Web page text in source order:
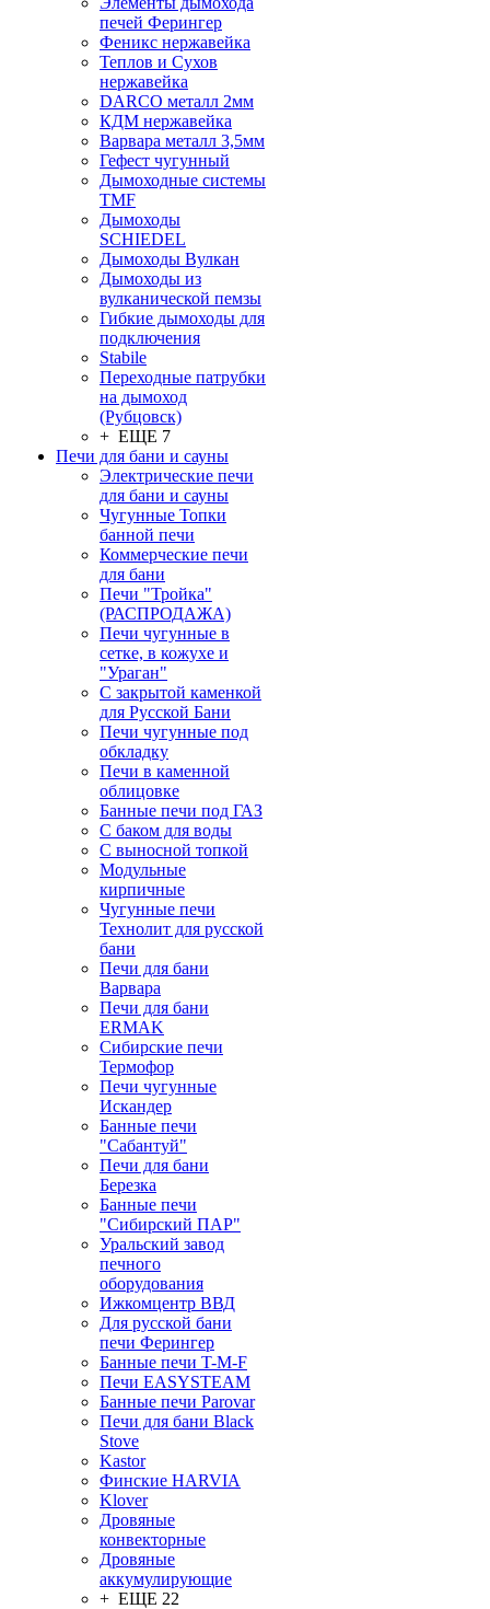
печей Ферингер
Феникс нержавейка
Теплов и Сухов
нержавейка
DARCO металл 2мм
КДМ нержавейка
Варвара металл 3,5мм
Гефест чугунный
Дымоходные системы
TMF
Дымоходы
SCHIEDEL
Дымоходы Вулкан
Дымоходы из
вулканической пемзы
Гибкие дымоходы для
подключения
Stabile
Переходные патрубки
на дымоход
(Рубцовск)
+ ЕЩЕ 7
Печи для бани и сауны
Электрические печи
для бани и сауны
Чугунные Топки
банной печи
Коммерческие печи
для бани
Печи "Тройка"
(РАСПРОДАЖА)
Печи чугунные в
сетке, в кожухе и
"Ураган"
С закрытой каменкой
для Русской Бани
Печи чугунные под
обкладку
Печи в каменной
облицовке
Банные печи под ГАЗ
С баком для воды
С выносной топкой
Модульные
кирпичные
Чугунные печи
Технолит для русской
бани
Печи для бани
Варвара
Печи для бани
ERMAK
Сибирские печи
Термофор
Печи чугунные
Искандер
Банные печи
"Сабантуй"
Печи для бани
Березка
Банные печи
"Сибирский ПАР"
Уральский завод
печного
оборудования
Ижкомцентр ВВД
Для русской бани
печи Ферингер
Банные печи T-M-F
Печи EASYSTEAM
Банные печи Parovar
Печи для бани Black
Stove
Kastor
Финские HARVIA
Klover
Дровяные
конвекторные
Дровяные
аккумулирующие
+ ЕЩЕ 22